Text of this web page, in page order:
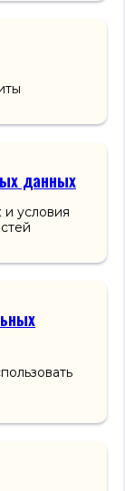
данных
условия